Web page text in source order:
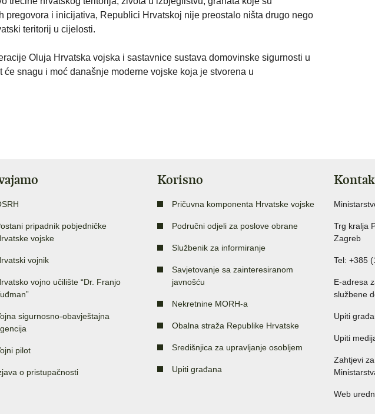
pregovora i inicijativa, Republici Hrvatskoj nije preostalo ništa drugo nego
teritorij u cijelosti.
Oluja Hrvatska vojska i sastavnice sustava domovinske sigurnosti u
snagu i moć današnje moderne vojske koja je stvorena u
pripadnik pobjedničke
vojske
vojnik
vojno učilište “Dr. Franjo
sigurnosno-obavještajna
pilot
o pristupačnosti
Korisno
Pričuvna komponenta Hrvatske vojske
Područni odjeli za poslove obrane
Službenik za informiranje
Savjetovanje sa zainteresiranom
javnošću
Nekretnine MORH-a
Obalna straža Republike Hrvatske
Središnjica za upravljanje osobljem
Upiti građana
Trg kralja
Zagreb
Tel: +385
E-adresa
službene
Upiti
Upiti
Zahtjevi
Web